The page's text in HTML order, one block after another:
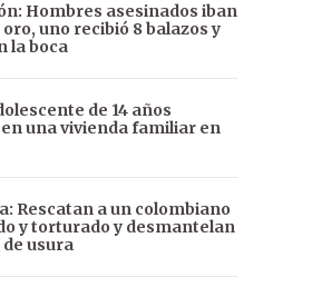
Hombres asesinados iban
uno recibió 8 balazos y
la boca
de 14 años
una vivienda familiar en
Rescatan a un colombiano
y torturado y desmantelan
usura